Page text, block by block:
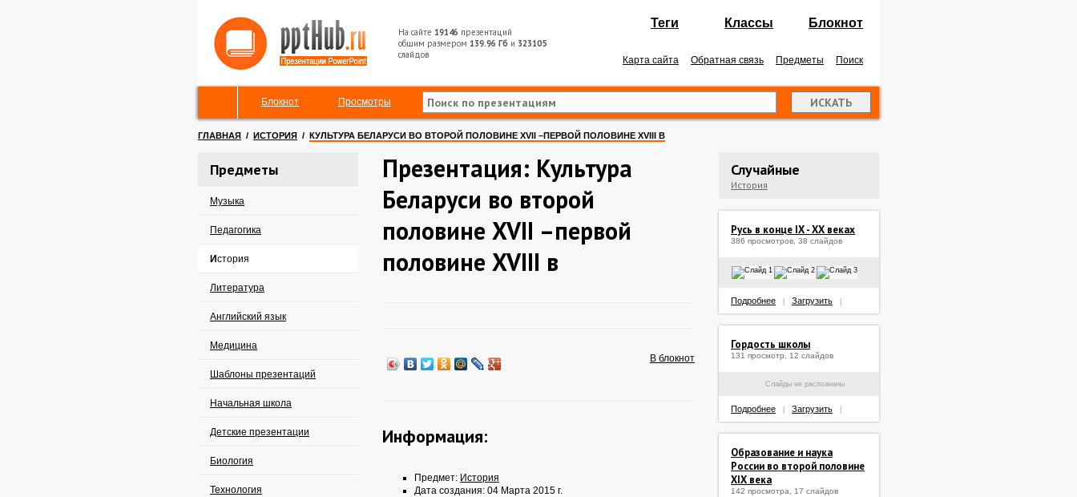
На сайте 19146 презентаций
общим размером 139.96 Гб и 323105
слайдов
Теги Классы Блокнот
Карта сайта Обратная связь Предметы Поиск
Блокнот Просмотры
ГЛАВНАЯ / ИСТОРИЯ / КУЛЬТУРА БЕЛАРУСИ ВО ВТОРОЙ ПОЛОВИНЕ XVII –ПЕРВОЙ ПОЛОВИНЕ XVIII В
Предметы
Музыка
Педагогика
История
Литература
Английский язык
Медицина
Шаблоны презентаций
Начальная школа
Детские презентации
Биология
Технология
Презентация: Культура
Беларуси во второй
половине XVII –первой
половине XVIII в
В блокнот
Информация:
Предмет: История
Дата создания: 04 Марта 2015 г.
Случайные
История
Русь в конце IX - XX веках
386 просмотров, 38 слайдов
Подробнее Загрузить
Гордость школы
131 просмотр, 12 слайдов
Слайды не распознаны
Подробнее Загрузить
Образование и наука
России во второй половине
XIX века
142 просмотра, 17 слайдов